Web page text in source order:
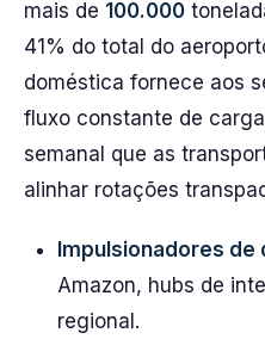
mais de 100.000
41% do total do
doméstica fornece aos
fluxo constante de
semanal que as
alinhar rotações
Impulsionadores de
Amazon, hubs de
regional.